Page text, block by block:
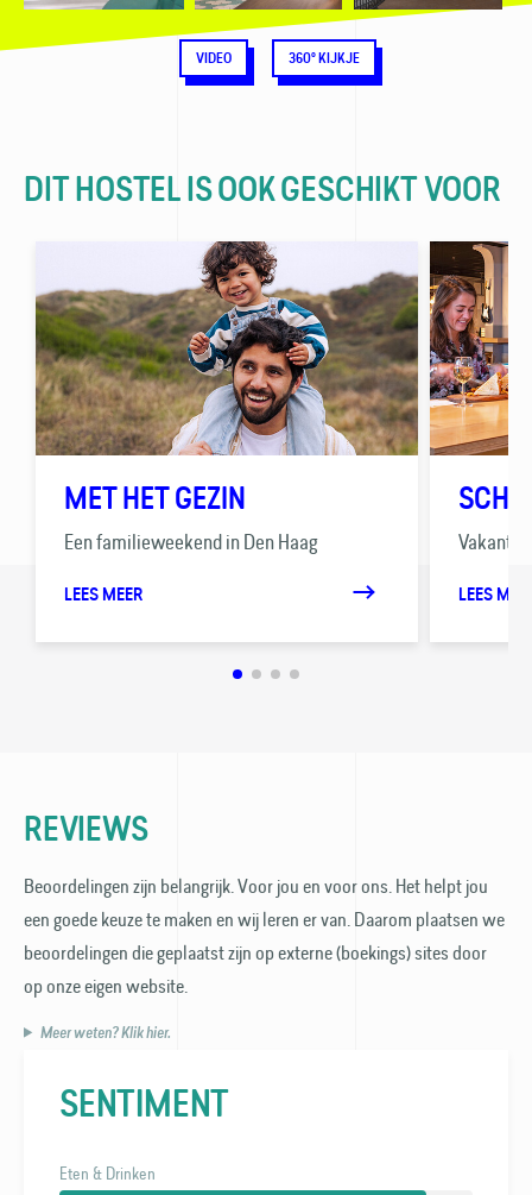
VIDEO 360° KIJKJE
DIT HOSTEL IS OOK GESCHIKT VOOR
MET HET GEZIN
Een familieweekend in Den Haag
LEES MEER LEES
REVIEWS
Beoordelingen zijn belangrijk. Voor jou en voor ons. Het helpt jou
een goede keuze te maken en wij leren er van. Daarom plaatsen we
beoordelingen die geplaatst zijn op externe (boekings) sites door
op onze eigen website.
Meer weten? Klik hier.
SENTIMENT
Eten & Drinken